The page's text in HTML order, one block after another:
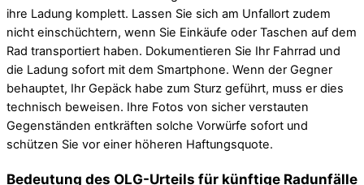
ihre Ladung komplett. Lassen Sie sich am Unfallort zudem
nicht einschüchtern, wenn Sie Einkäufe oder Taschen auf dem
Rad transportiert haben. Dokumentieren Sie Ihr Fahrrad und
die Ladung sofort mit dem Smartphone. Wenn der Gegner
behauptet, Ihr Gepäck habe zum Sturz geführt, muss er dies
technisch beweisen. Ihre Fotos von sicher verstauten
Gegenständen entkräften solche Vorwürfe sofort und
schützen Sie vor einer höheren Haftungsquote.
Bedeutung des OLG-Urteils für künftige Radunfälle